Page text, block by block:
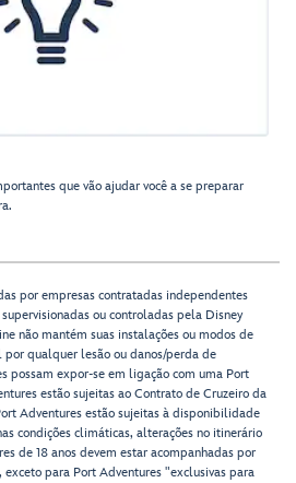
que vão ajudar você a se preparar
por empresas contratadas independentes
ou controladas pela Disney
não mantém suas instalações ou modos de
por qualquer lesão ou danos/perda de
possam expor-se em ligação com uma Port
estão sujeitas ao Contrato de Cruzeiro da
Adventures estão sujeitas à disponibilidade
condições climáticas, alterações no itinerário
de 18 anos devem estar acompanhadas por
para Port Adventures "exclusivas para